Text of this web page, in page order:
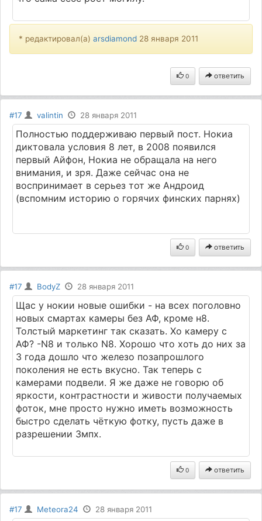
* редактировал(а)arsdiamond 28 января 2011
0 ответить
#17 valintin 28 января 2011
Полностью поддерживаю первый пост. Нокиа
диктовала условия 8 лет, в 2008 появился
первый Айфон, Нокиа не обращала на него
внимания, и зря. Даже сейчас она не
воспринимает в серьез тот же Андроид
(вспомним историю о горячих финских парнях)
0 ответить
#17 BodyZ 28 января 2011
Щас у нокии новые ошибки - на всех поголовно
новых смартах камеры без АФ, кроме н8.
Толстый маркетинг так сказать. Хо камеру с
АФ? -N8 и только N8. Хорошо что хоть до них за
3 года дошло что железо позапрошлого
поколения не есть вкусно. Так теперь с
камерами подвели. Я же даже не говорю об
яркости, контрастности и живости получаемых
фоток, мне просто нужно иметь возможность
быстро сделать чёткую фотку, пусть даже в
разрешении 3мпх.
0 ответить
#17 Meteora24 28 января 2011